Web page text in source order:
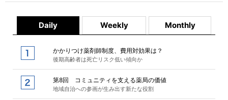
Daily Weekly Monthly
かかりつけ薬剤師制度、費用対効果は？
後期高齢者は死亡リスク低い傾向か
第8回 コミュニティを支える薬局の価値
地域自治への参画が生み出す新たな役割